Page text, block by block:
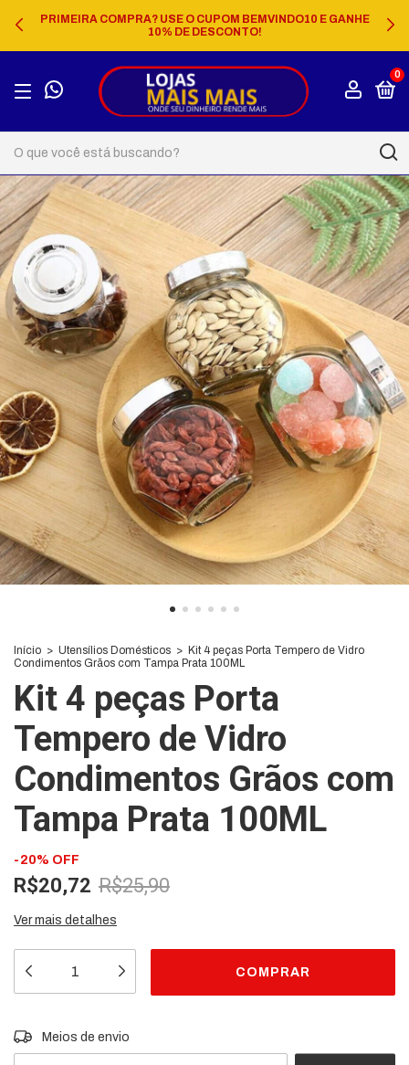
PRIMEIRA COMPRA? USE O CUPOM BEMVINDO10 E GANHE
10% DE DESCONTO!
0
Início > Utensílios Domésticos > Kit 4 peças Porta Tempero de Vidro
Condimentos Grãos com Tampa Prata 100ML
Kit 4 peças Porta
Tempero de Vidro
Condimentos Grãos com
Tampa Prata 100ML
- 20% OFF
R$20,72 R$25,90
Ver mais detalhes
Entregas para o CEP:
Meios de envio